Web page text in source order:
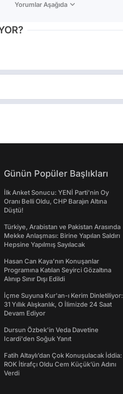
Yorumlar Aşağıda
Günün Popüler Başlıkları
İlk Anket Sonucu: YENİ Parti'nin Oy
Oranı Belli Oldu, CHP Barajın Altına
Düştü!
Türkiye, Arabistan ve Pakistan Arasında
Mekke Anlaşması: Birine Yapılan Saldırı
Hepsine Yapılmış Sayılacak
Hasan Can Kaya’nın Konuşanlar
Programına Katılan Seyirci Gözaltına
Alınıp Sınır Dışı Edildi
İçme Suyuna Kur'an-ı Kerim Dinletiliyor:
31 Yıllık Alışkanlık, O İlimizde 24 Saat
Devam Ediyor
Dursun Özbek'in Veda Davetine
Icardi'den Soğuk Yanıt
Fatih Altaylı’dan Çok Konuşulacak İddia:
ROK İtirafçı Oldu Cem Küçük’ün Adını
Verdi